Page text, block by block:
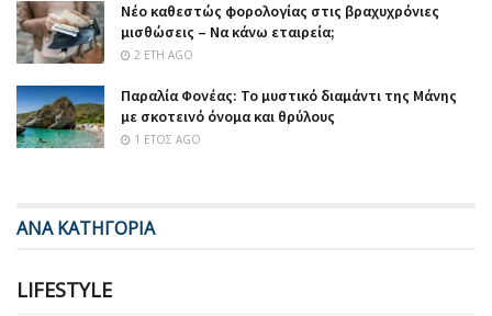
Νέο καθεστώς φορολογίας στις βραχυχρόνιες
μισθώσεις – Να κάνω εταιρεία;
2 ΈΤΗ AGO
Παραλία Φονέας: Το μυστικό διαμάντι της Μάνης
με σκοτεινό όνομα και θρύλους
1 ΈΤΟΣ AGO
ΑΝΑ ΚΑΤΗΓΟΡΙΑ
LIFESTYLE